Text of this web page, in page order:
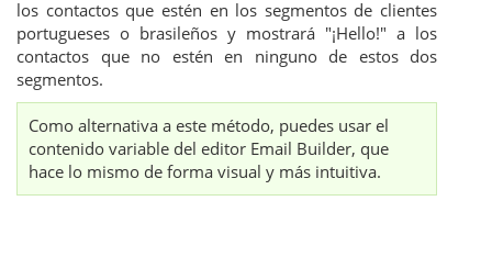
los contactos que estén en los segmentos de clientes
portugueses o brasileños y mostrará "¡Hello!" a los
contactos que no estén en ninguno de estos dos
segmentos.
Como alternativa a este método, puedes usar el
contenido variable del editor Email Builder, que
hace lo mismo de forma visual y más intuitiva.